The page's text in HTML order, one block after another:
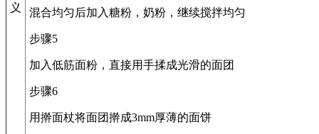
义
混合均匀后加入糖粉，奶粉，继续搅拌均匀
步骤5
加入低筋面粉，直接用手揉成光滑的面团
步骤6
用擀面杖将面团擀成3mm厚薄的面饼